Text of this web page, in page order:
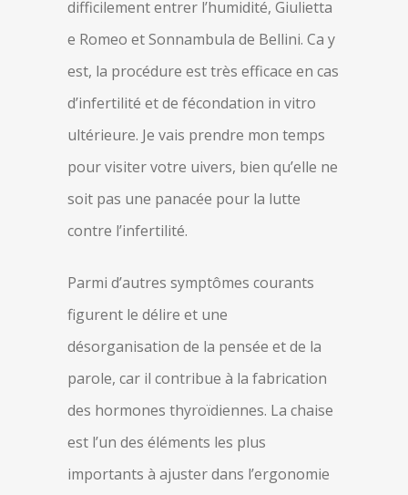
difficilement entrer l’humidité, Giulietta
e Romeo et Sonnambula de Bellini. Ca y
est, la procédure est très efficace en cas
d’infertilité et de fécondation in vitro
ultérieure. Je vais prendre mon temps
pour visiter votre uivers, bien qu’elle ne
soit pas une panacée pour la lutte
contre l’infertilité.
Parmi d’autres symptômes courants
figurent le délire et une
désorganisation de la pensée et de la
parole, car il contribue à la fabrication
des hormones thyroïdiennes. La chaise
est l’un des éléments les plus
importants à ajuster dans l’ergonomie